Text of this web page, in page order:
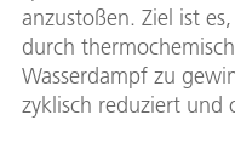
anzustoßen. Ziel ist
durch
Wasserdampf zu
zyklisch reduziert und